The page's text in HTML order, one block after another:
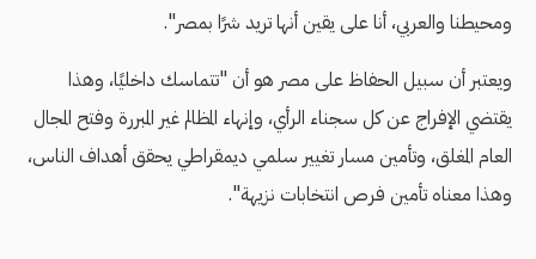
ومحيطنا والعربي، أنا على يقين أنها تريد شرًا بمصر".
ويعتبر أن سبيل الحفاظ على مصر هو أن "تتماسك داخليًا، وهذا
يقتضي الإفراج عن كل سجناء الرأي، وإنهاء المظالم غير المبررة وفتح المجال
العام المغلق، وتأمين مسار تغيير سلمي ديمقراطي يحقق أهداف الناس،
وهذا معناه تأمين فرص انتخابات نزيهة".